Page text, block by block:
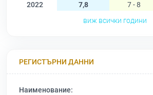
2022
7,8 7 - 8
виж всички години
РЕГИСТЪРНИ ДАННИ
Наименование: